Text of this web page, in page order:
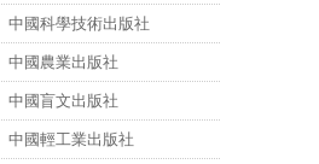
中國科學技術出版社
中國農業出版社
中國盲文出版社
中國輕工業出版社